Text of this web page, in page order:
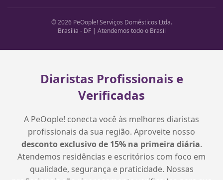
© 2026 PeOople! Serviços Domésticos Ltda.
Brasília - DF | Atendemos todo o Brasil
Diaristas Profissionais e
Verificadas
A PeOople! conecta você às melhores diaristas
profissionais da sua região. Aproveite nosso
desconto exclusivo de 15% na primeira diária.
Atendemos residências e escritórios com foco em
qualidade, segurança e praticidade. Nossas